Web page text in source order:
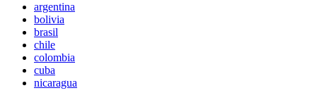
argentina
bolivia
brasil
chile
colombia
cuba
nicaragua